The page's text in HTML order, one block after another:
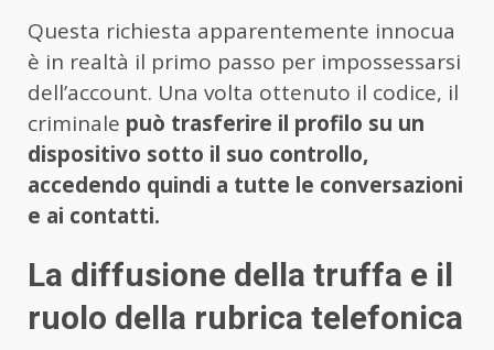
Questa richiesta apparentemente innocua
è in realtà il primo passo per impossessarsi
dell’account. Una volta ottenuto il codice, il
criminale può trasferire il profilo su un
dispositivo sotto il suo controllo,
accedendo quindi a tutte le conversazioni
e ai contatti.
La diffusione della truffa e il
ruolo della rubrica telefonica